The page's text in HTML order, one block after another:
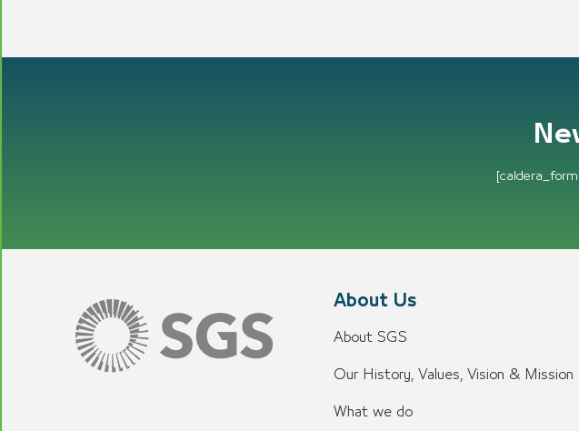
About Us
About SGS
Our History, Values, Vision & Mission
What we do